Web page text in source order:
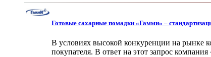
Готовые сахарные помадки «Гамми» –
В условиях высокой кон­куренции на рынке
покупателя. В ответ на этот запрос